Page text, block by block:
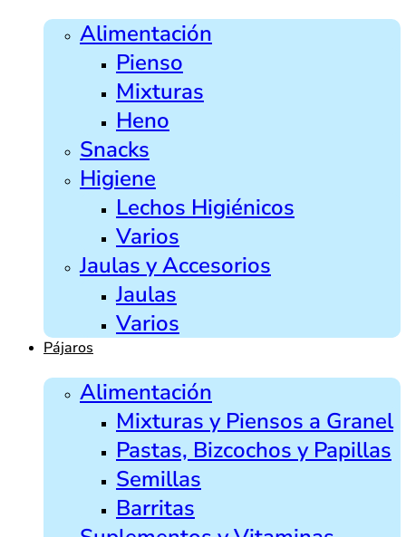
Alimentación
Pienso
Mixturas
Heno
Snacks
Higiene
Lechos Higiénicos
Varios
Jaulas y Accesorios
Jaulas
Varios
Pájaros
Alimentación
Mixturas y Piensos a Granel
Pastas, Bizcochos y Papillas
Semillas
Barritas